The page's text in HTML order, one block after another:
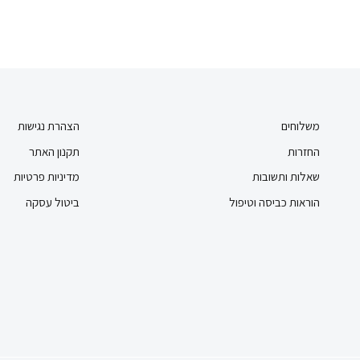
משלוחים
החזרות
שאלות ותשובות
הוראות כביסה וטיפול
הצהרת נגישות
תקנון האתר
מדיניות פרטיות
ביטול עסקה